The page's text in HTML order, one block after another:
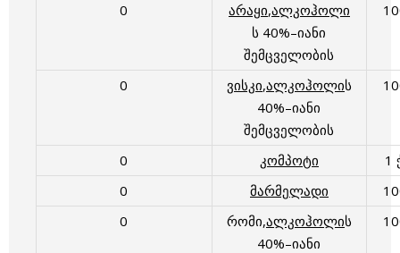
0 არაყი,ალკოჰოლი
ს 40%–იანი
შემცველობის
0 ვისკი,ალკოჰოლის
40%–იანი
შემცველობის
0 კომპოტი
1
0
მარმელადი
0
რომი,ალკოჰოლის
40%–იანი